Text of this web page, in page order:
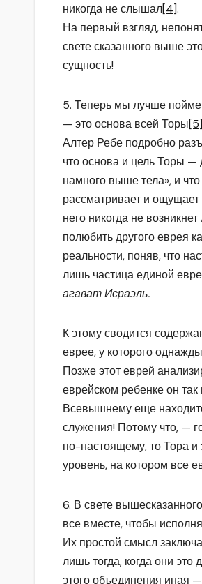
никогда не слышал[4].
На первый взгляд,
свете сказанного выше
сущность!
5. Теперь мы лучше
— это основа всей Торы[5]
Алтер Ребе подробно
что основа и цель Торы —
намного выше тела», и
рассматривает и ощущает
него никогда не
полюбить другого еврея
реальности, поняв, что
лишь частица единой
агават Исраэль.
К этому сводится
еврее, у которого
Позже этот еврей
еврейском ребенке он
Всевышнему еще
служения! Потому что, —
по-настоящему, то Тора
уровень, на котором все
6. В свете
все вместе, чтобы
Их простой смысл
лишь тогда, когда они
этого объединения иная